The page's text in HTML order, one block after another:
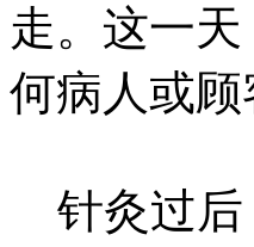
走。这一
何病人或顾
针灸过后